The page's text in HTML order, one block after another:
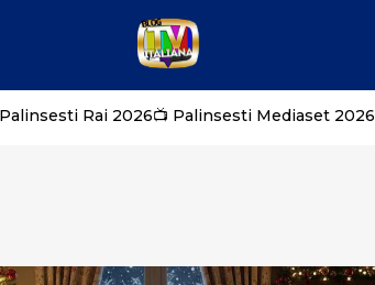
Rai 2026📺 Palinsesti Mediaset 2026